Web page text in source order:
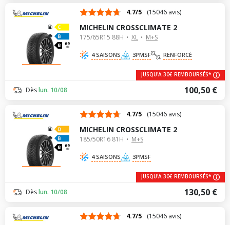
69
dB
4.7/5 (15046 avis)
MICHELIN CROSSCLIMATE 2
175/65R15 88H XL M+S
4 SAISONS 3PMSF RENFORCÉ
100,50 €
Dèslun. 10/08
JUSQU'A 30€ REMBOURSÉS*
69
dB
4.7/5 (15046 avis)
MICHELIN CROSSCLIMATE 2
185/50R16 81H M+S
4 SAISONS 3PMSF
130,50 €
Dèslun. 10/08
JUSQU'A 30€ REMBOURSÉS*
4.7/5 (15046 avis)